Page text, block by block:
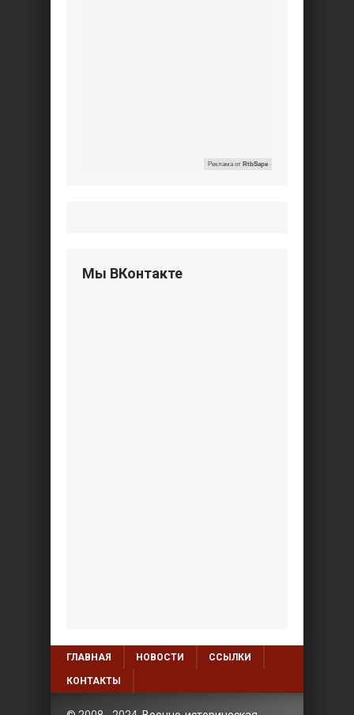
Реклама от RtbSape
Мы ВКонтакте
ГЛАВНАЯ НОВОСТИ ССЫЛКИ
КОНТАКТЫ